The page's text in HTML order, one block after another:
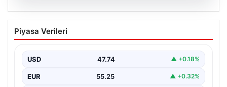
Kelebek.Org İle Dijital İletişimin Seviyeli
Adresi Ve Chat Deneyimi
iletişim oluşturması ciddi bir değer barındırmaktadır.
Halen birçok…
Piyasa Verileri
USD 47.74 ▲ +0.18%
EUR 55.25 ▲ +0.32%